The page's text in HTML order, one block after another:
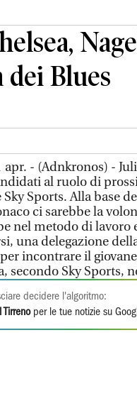
dei Blues
apr. - (Adnkronos) -
al ruolo di
Sports. Alla base
ci sarebbe la
nel metodo di lavoro
una delegazione
incontrare il
secondo Sky Sports,
decidere l'algoritmo:
Il Tirrenoper le tue notizie su